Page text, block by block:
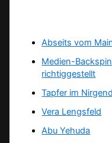
Abseits vom
Medien-
richtiggestellt
Tapfer im
Vera Lengsfeld
Abu Yehuda